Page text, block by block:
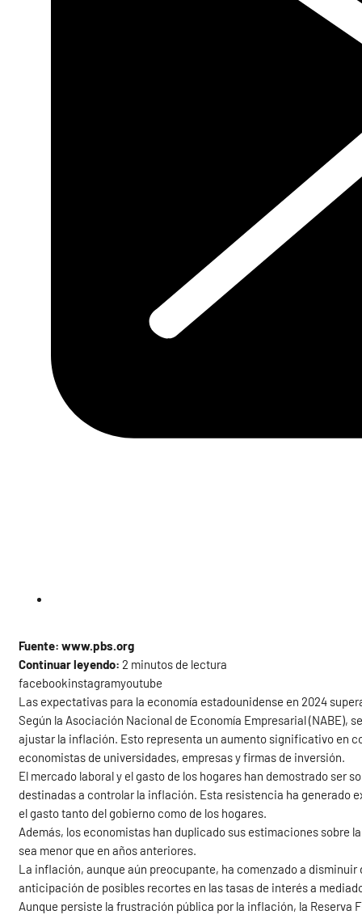
Fuente: www.pbs.org
Continuar leyendo: 2 minutos de lectura
facebookinstagramyoutube
Las expectativas para la economía estadounidense en 2024
Según la Asociación Nacional de Economía Empresarial (NABE),
ajustar la inflación. Esto representa un aumento significativo en
economistas de universidades, empresas y firmas de inversión.
El mercado laboral y el gasto de los hogares han demostrado ser
destinadas a controlar la inflación. Esta resistencia ha generado
el gasto tanto del gobierno como de los hogares.
Además, los economistas han duplicado sus estimaciones sobre
sea menor que en años anteriores.
La inflación, aunque aún preocupante, ha comenzado a
anticipación de posibles recortes en las tasas de interés a
Aunque persiste la frustración pública por la inflación, la Reserva